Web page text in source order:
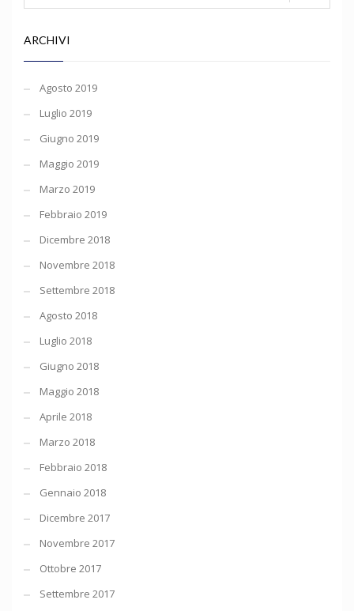
ARCHIVI
Agosto 2019
Luglio 2019
Giugno 2019
Maggio 2019
Marzo 2019
Febbraio 2019
Dicembre 2018
Novembre 2018
Settembre 2018
Agosto 2018
Luglio 2018
Giugno 2018
Maggio 2018
Aprile 2018
Marzo 2018
Febbraio 2018
Gennaio 2018
Dicembre 2017
Novembre 2017
Ottobre 2017
Settembre 2017